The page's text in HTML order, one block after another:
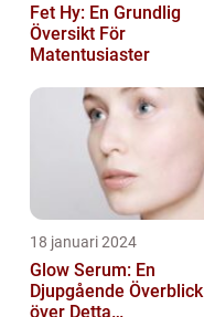
Fet Hy: En Grundlig
Översikt För
Matentusiaster
18 januari 2024
Glow Serum: En
Djupgående Överblick
över Detta